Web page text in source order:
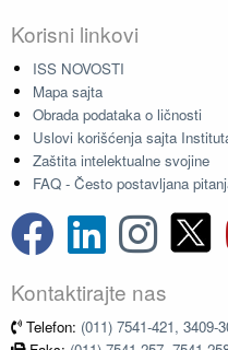
Korisni linkovi
ISS NOVOSTI
Mapa sajta
Obrada podataka o ličnosti
Uslovi korišćenja sajta
Zaštita intelektualne svojine
FAQ - Često postavljana
Kontaktirajte nas
Telefon: (011) 7541-421, 3409-